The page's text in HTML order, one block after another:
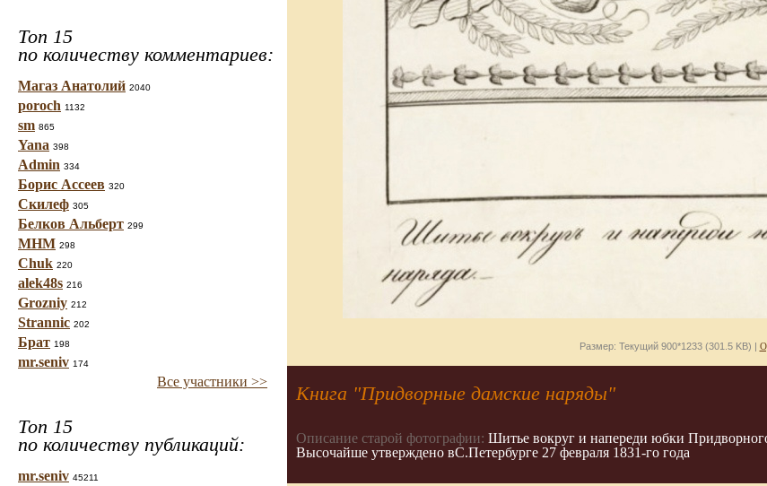
Топ 15
по количеству комментариев:
Магаз Анатолий 2040
poroch 1132
sm 865
Yana 398
Admin 334
Борис Ассеев 320
Скилеф 305
Белков Альберт 299
МНМ 298
Chuk 220
alek48s 216
Grozniy 212
Strannic 202
Брат 198
mr.seniv 174
Все участники >>
Топ 15
по количеству публикаций:
mr.seniv 45211
Размер: Текущий 900*1233 (301.5 KB) |
Книга "Придворные дамские наряды"
Описание старой фотографии: Шитье вокруг и напереди юбки
Высочайше утверждено вС.Петербурге 27 февраля 1831-го года